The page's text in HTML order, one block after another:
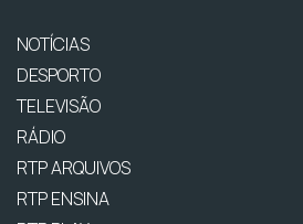
NOTÍCIAS
DESPORTO
TELEVISÃO
RÁDIO
RTP ARQUIVOS
RTP ENSINA